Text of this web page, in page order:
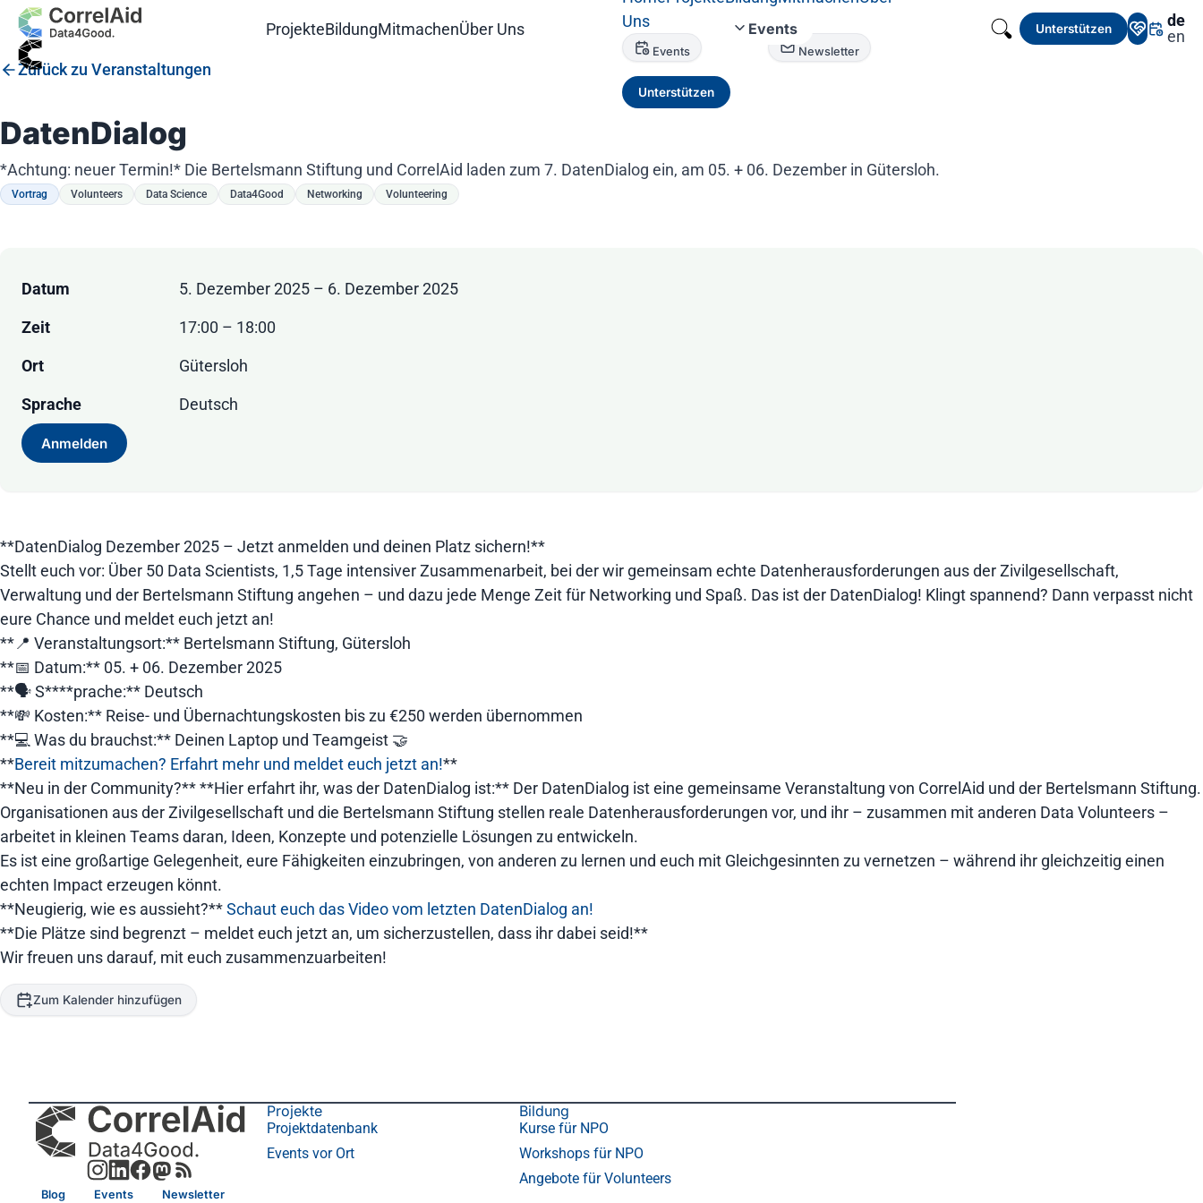
ProjekteBildungMitmachenÜber Uns Events
Uns
Events Newsletter
Unterstützen
Unterstützen
de
en
Zurück zu Veranstaltungen
DatenDialog
*Achtung: neuer Termin!* Die Bertelsmann Stiftung und CorrelAid laden zum 7. DatenDialog ein, am 05. + 06. Dezember in Gütersloh.
Vortrag Volunteers Data Science Data4Good Networking Volunteering
Datum 5. Dezember 2025 – 6. Dezember 2025
Zeit 17:00 – 18:00
Ort Gütersloh
Sprache Deutsch
Anmelden
**DatenDialog Dezember 2025 – Jetzt anmelden und deinen Platz sichern!**
Stellt euch vor: Über 50 Data Scientists, 1,5 Tage intensiver Zusammenarbeit, bei der wir gemeinsam echte Datenherausforderungen aus der Zivilgesellschaft,
Verwaltung und der Bertelsmann Stiftung angehen – und dazu jede Menge Zeit für Networking und Spaß. Das ist der DatenDialog! Klingt spannend? Dann verpasst nicht
eure Chance und meldet euch jetzt an!
**📍 Veranstaltungsort:** Bertelsmann Stiftung, Gütersloh
**📅 Datum:** 05. + 06. Dezember 2025
**🗣️ S****prache:** Deutsch
**💸 Kosten:** Reise- und Übernachtungskosten bis zu €250 werden übernommen
**💻 Was du brauchst:** Deinen Laptop und Teamgeist 🤝
**Bereit mitzumachen? Erfahrt mehr und meldet euch jetzt an!**
**Neu in der Community?** **Hier erfahrt ihr, was der DatenDialog ist:** Der DatenDialog ist eine gemeinsame Veranstaltung von CorrelAid und der Bertelsmann Stiftung.
Organisationen aus der Zivilgesellschaft und die Bertelsmann Stiftung stellen reale Datenherausforderungen vor, und ihr – zusammen mit anderen Data Volunteers –
arbeitet in kleinen Teams daran, Ideen, Konzepte und potenzielle Lösungen zu entwickeln.
Es ist eine großartige Gelegenheit, eure Fähigkeiten einzubringen, von anderen zu lernen und euch mit Gleichgesinnten zu vernetzen – während ihr gleichzeitig einen
echten Impact erzeugen könnt.
**Neugierig, wie es aussieht?**Schaut euch das Video vom letzten DatenDialog an!
**Die Plätze sind begrenzt – meldet euch jetzt an, um sicherzustellen, dass ihr dabei seid!**
Wir freuen uns darauf, mit euch zusammenzuarbeiten!
Zum Kalender hinzufügen
Blog Events Newsletter
Projekte
Projektdatenbank
Events vor Ort
Bildung
Kurse für NPO
Workshops für NPO
Angebote für Volunteers